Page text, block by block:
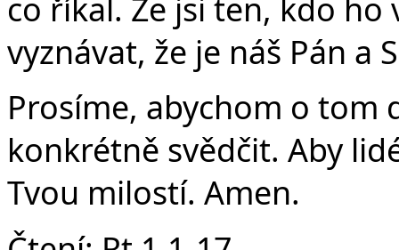
co říkal. Že jsi ten, kdo
vyznávat, že je náš Pán a
Prosíme, abychom o tom
konkrétně svědčit. Aby
Tvou milostí. Amen.